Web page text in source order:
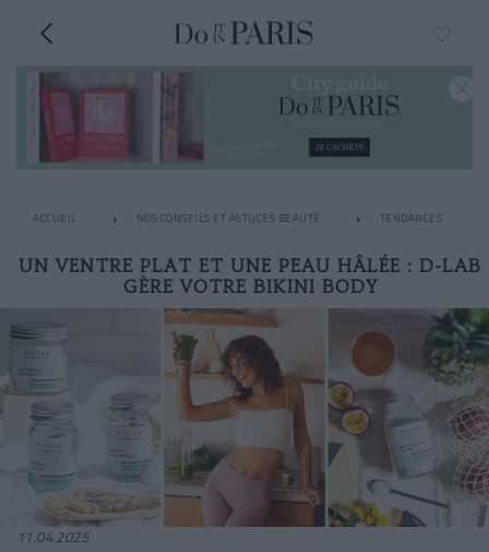
ACCUEIL NOS CONSEILS ET ASTUCES BEAUTÉ TENDANCES
UN VENTRE PLAT ET UNE PEAU HÂLÉE : D-LAB
GÈRE VOTRE BIKINI BODY
11.04.2025